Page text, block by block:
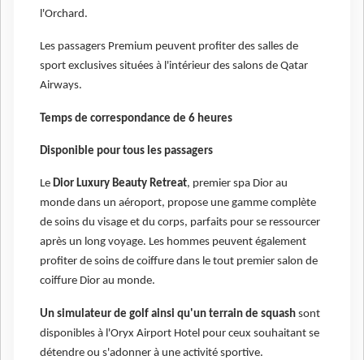
l'Orchard.
Les passagers Premium peuvent profiter des salles de
sport exclusives situées à l'intérieur des salons de Qatar
Airways.
Temps de correspondance de 6 heures
Disponible pour tous les passagers
Le Dior Luxury Beauty Retreat, premier spa Dior au
monde dans un aéroport, propose une gamme complète
de soins du visage et du corps, parfaits pour se ressourcer
après un long voyage. Les hommes peuvent également
profiter de soins de coiffure dans le tout premier salon de
coiffure Dior au monde.
Un simulateur de golf ainsi qu'un terrain de squash sont
disponibles à l'Oryx Airport Hotel pour ceux souhaitant se
détendre ou s'adonner à une activité sportive.